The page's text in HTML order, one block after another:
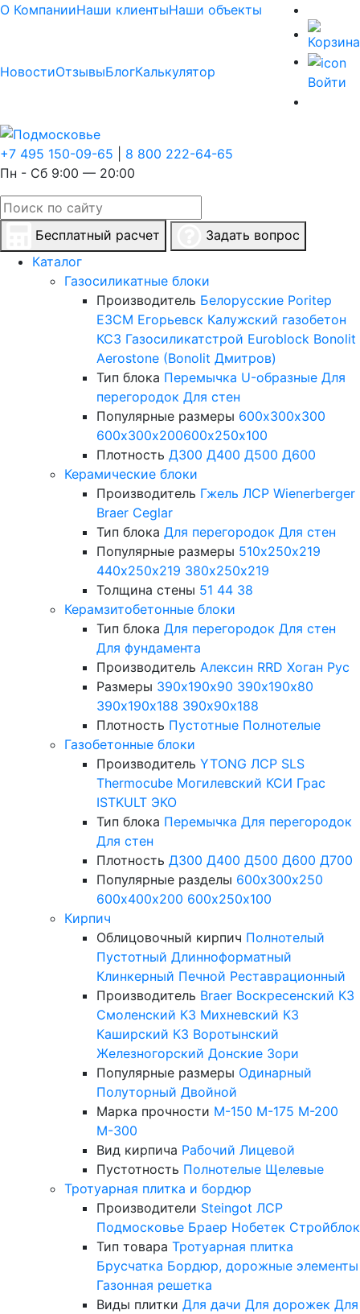
О КомпанииНаши клиентыНаши объекты
НовостиОтзывыБлогКалькулятор
Войти
+7 495 150-09-65
8 800 222-64-65
Пн - Сб 9:00 — 20:00
Бесплатный расчет
Задать вопрос
Каталог
Газосиликатные блоки
Производитель Белорусские Poritep
ЕЗСМ Егорьевск Калужский газобетон
КСЗ Газосиликатстрой Euroblock Bonolit
Aerostone (Bonolit Дмитров)
Тип блока Перемычка U-образные Для
перегородок Для стен
Популярные размеры 600х300х300
600х300х200600х250х100
Плотность Д300 Д400 Д500 Д600
Керамические блоки
Производитель Гжель ЛСР Wienerberger
Braer Ceglar
Тип блока Для перегородок Для стен
Популярные размеры 510х250х219
440х250х219 380х250х219
Толщина стены 51 44 38
Керамзитобетонные блоки
Тип блока Для перегородок Для стен
Для фундамента
Производитель Алексин RRD Хоган Рус
Размеры 390х190х90 390х190х80
390х190х188 390х90х188
Плотность Пустотные Полнотелые
Газобетонные блоки
Производитель YTONG ЛСР SLS
Thermocube Могилевский КСИ Грас
ISTKULT ЭКО
Тип блока Перемычка Для перегородок
Для стен
Плотность Д300 Д400 Д500 Д600 Д700
Популярные разделы 600х300х250
600х400х200 600х250х100
Кирпич
Облицовочный кирпич Полнотелый
Пустотный Длинноформатный
Клинкерный Печной Реставрационный
Производитель Braer Воскресенский КЗ
Смоленский КЗ Михневский КЗ
Каширский КЗ Воротынский
Железногорский Донские Зори
Популярные размеры Одинарный
Полуторный Двойной
Марка прочности М-150 М-175 М-200
М-300
Вид кирпича Рабочий Лицевой
Пустотность Полнотелые Щелевые
Тротуарная плитка и бордюр
Производители Steingot ЛСР
Подмосковье Браер Нобетек Стройблок
Тип товара Тротуарная плитка
Брусчатка Бордюр, дорожные элементы
Газонная решетка
Виды плитки Для дачи Для дорожек Для